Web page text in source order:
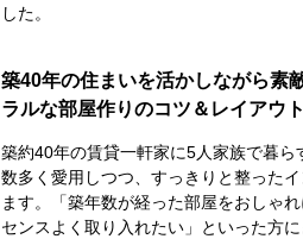
した。
築40年の住まいを活かしながら素
ラルな部屋作りのコツ＆レイアウ
築約40年の賃貸一軒家に5人家族で暮ら
数多く愛用しつつ、すっきりと整った
ます。「築年数が経った部屋をおしゃ
センスよく取り入れたい」といった方